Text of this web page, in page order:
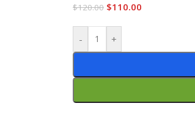
$120.00 $110.00
- +